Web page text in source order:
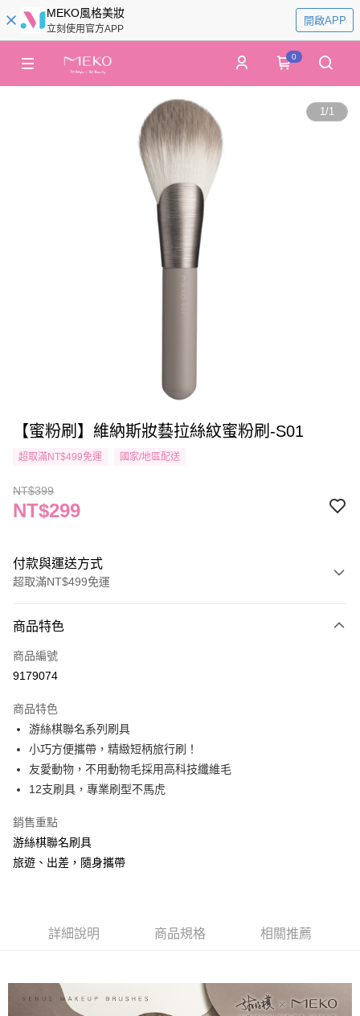
MEKO風格美妝
立刻使用官方APP
開啟APP
0
1/1
【蜜粉刷】維納斯妝藝拉絲紋蜜粉刷-S01
超取滿NT$499免運 國家/地區配送
NT$399
NT$299
付款與運送方式
超取滿NT$499免運
信用卡一次付款
信用卡分期付款
合作金庫商業銀行
華南商業銀行
上海商業儲蓄銀行
國泰世華商業銀行
兆豐國際商業銀行
臺灣中小企業銀行
聯邦商業銀行
元大商業銀行
台新國際商業銀行
超商取貨付款
LINE Pay
Apple Pay
悠遊付
AFTEE先享後付
便利好安心！
３．安心：先確認商品／服務後，再付款。
【「AFTEE先享後付」結帳流程】
全家取貨付款
每筆NT$65，滿NT$499(含以上)免運費
商品特色
商品編號
9179074
商品特色
游絲棋聯名系列刷具
小巧方便攜帶，精緻短柄旅行刷！
友愛動物，不用動物毛採用高科技纖維毛
12支刷具，專業刷型不馬虎
銷售重點
游絲棋聯名刷具
旅遊、出差，隨身攜帶
詳細說明 商品規格 相關推薦